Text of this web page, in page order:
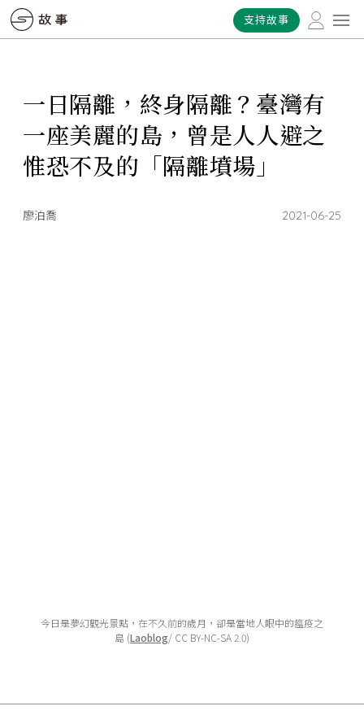
支持故事
一日隔離，終身隔離？臺灣有
一座美麗的島，曾是人人避之
惟恐不及的「隔離墳場」
廖泊喬 2021-06-25
今日是夢幻觀光景點，在不久前的歲月，卻是當地人眼中的瘟疫之
島 (Laoblog/ CC BY-NC-SA 2.0)